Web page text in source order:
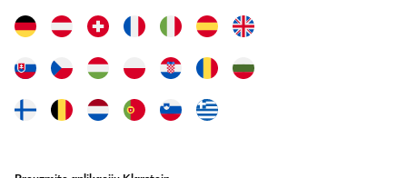
Es sammelt sich Wasser durch die Polsterung. Sehr bequem.
Amazon-Benutzer